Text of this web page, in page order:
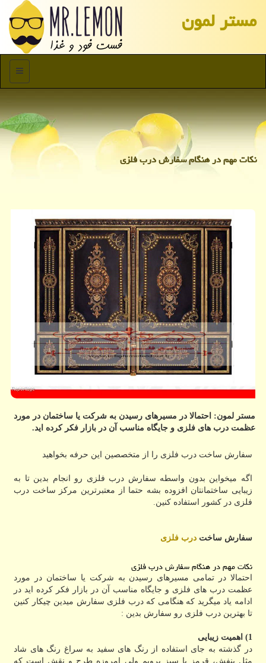
مستر لمون
منو
نكات مهم در هنگام سفارش درب فلزی
مستر لمون: احتمالا در مسیرهای رسیدن به شركت یا ساختمان در مورد
عظمت درب های فلزی و جایگاه مناسب آن در بازار فكر كرده اید.
سفارش ساخت درب فلزی را از متخصصین این حرفه بخواهید
اگه میخواین بدون واسطه سفارش درب فلزی رو انجام بدین تا به
زیبایی ساختمانتان افزوده بشه حتما از معتبرترین مرکز ساخت درب
فلزی در کشور استفاده کنین.
سفارش ساخت درب فلزی
نکات مهم در هنگام سفارش درب فلزی
احتمالا در تمامی مسیرهای رسیدن به شرکت یا ساختمان در مورد
عظمت درب های فلزی و جایگاه مناسب آن در بازار فکر کرده اید در
ادامه یاد میگرید که هنگامی که درب فلزی سفارش میدین چیکار کنین
تا بهترین درب فلزی رو سفارش بدین :
1) اهمیت زیبایی
در گذشته به جای استفاده از رنگ های سفید به سراغ رنگ های شاد
مثل بنفش، قرمز یا سبز برویم ولی امروزه طرح و نقش است که